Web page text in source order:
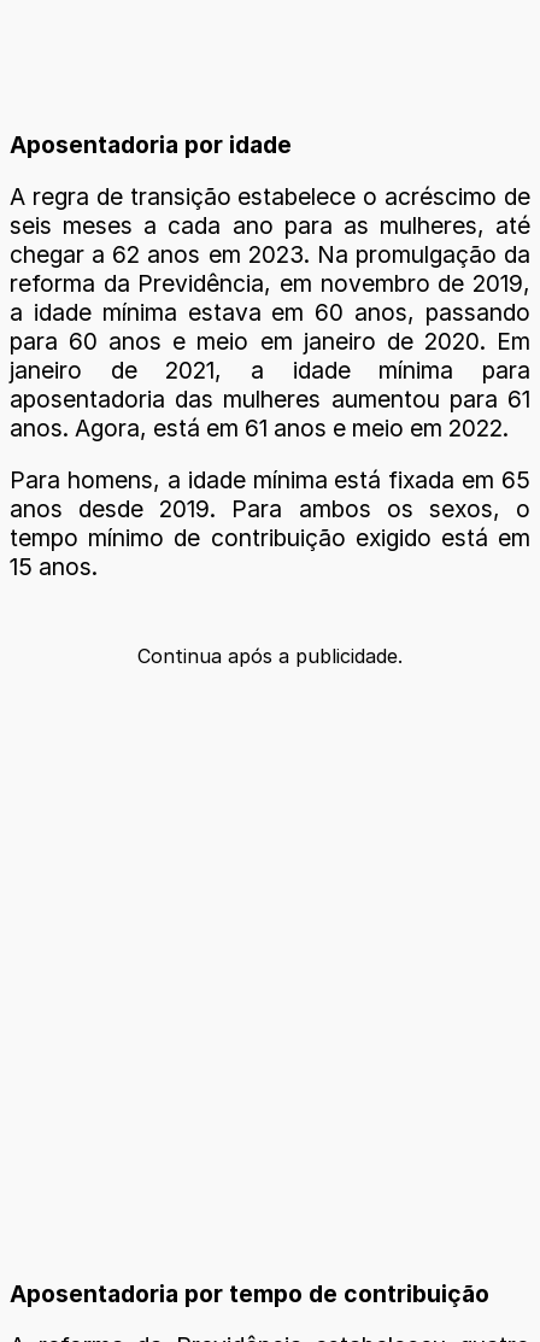
Aposentadoria por idade
A regra de transição estabelece o acréscimo de
seis meses a cada ano para as mulheres, até
chegar a 62 anos em 2023. Na promulgação da
reforma da Previdência, em novembro de 2019,
a idade mínima estava em 60 anos, passando
para 60 anos e meio em janeiro de 2020. Em
janeiro de 2021, a idade mínima para
aposentadoria das mulheres aumentou para 61
anos. Agora, está em 61 anos e meio em 2022.
Para homens, a idade mínima está fixada em 65
anos desde 2019. Para ambos os sexos, o
tempo mínimo de contribuição exigido está em
15 anos.
Continua após a publicidade.
Aposentadoria por tempo de contribuição